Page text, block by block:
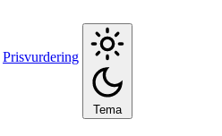
Prisvurdering
Tema